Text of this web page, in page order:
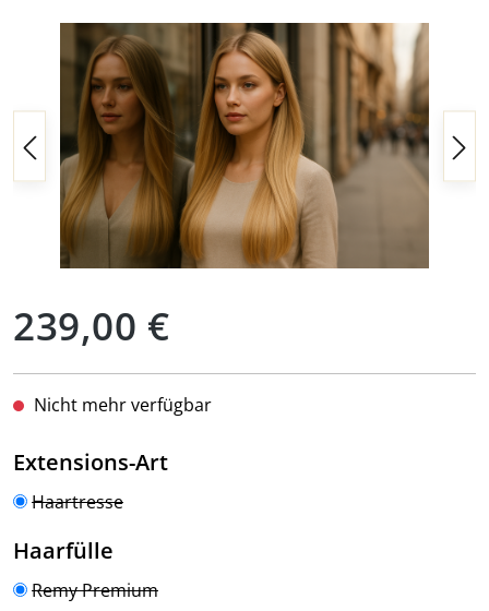
Bildergalerie überspringen
239,00 €
Nicht mehr verfügbar
Extensions-Artauswählen
Haartresse
Haarfülle
Remy Premium